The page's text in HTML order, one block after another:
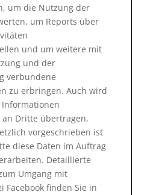
um die Nutzung der
um Reports über
und um weitere mit
und der
verbundene
zu erbringen. Auch wird
Informationen
an Dritte übertragen,
vorgeschrieben ist
diese Daten im Auftrag
Detaillierte
Umgang mit
Facebook finden Sie in